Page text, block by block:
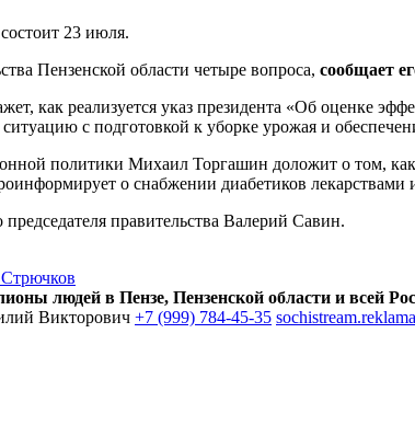
23 июля.
Пензенской области четыре вопроса, сообщает
как реализуется указ президента «Об оценке
ситуацию с подготовкой к уборке урожая и
политики Михаил Торгашин доложит о том,
о снабжении диабетиков лекарствами
правительства Валерий Савин.
людей в Пензе, Пензенской области и всей
Викторович +7 (999) 784-45-35